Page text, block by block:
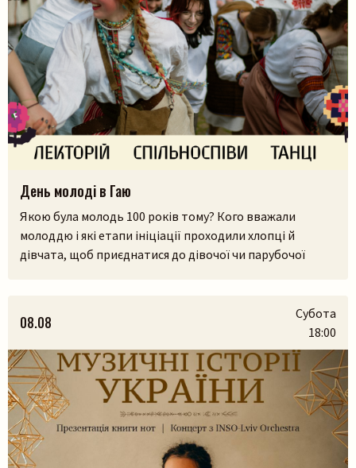
День молоді в Гаю
Якою була молодь 100 років тому? Кого вважали
молоддю і які етапи ініціації проходили хлопці й
дівчата, щоб приєднатися до дівочої чи парубочої
дівоцтво і парубоцтво в українській традиції з
проєктом «Домів», […]
08.08
Субота
18:00